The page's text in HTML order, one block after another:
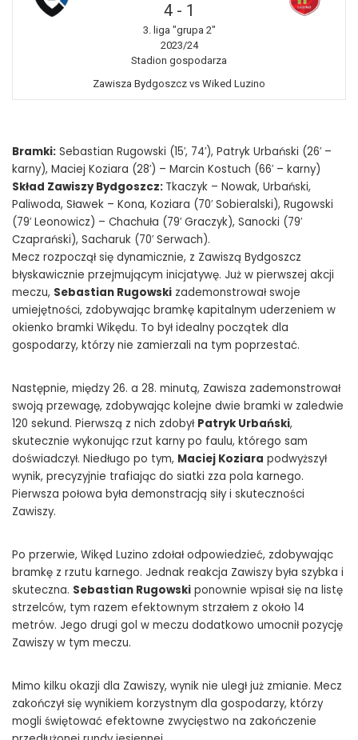
4- 1
3. liga "grupa 2"
2023/24
Stadion gospodarza
Zawisza Bydgoszcz vs Wiked Luzino
Bramki: Sebastian Rugowski (15′, 74′), Patryk Urbański (26′ –
karny), Maciej Koziara (28′) – Marcin Kostuch (66′ – karny)
Skład Zawiszy Bydgoszcz: Tkaczyk – Nowak, Urbański,
Paliwoda, Sławek – Kona, Koziara (70′ Sobieralski), Rugowski
(79′ Leonowicz) – Chachuła (79′ Graczyk), Sanocki (79′
Czaprański), Sacharuk (70′ Serwach).
Mecz rozpoczął się dynamicznie, z Zawiszą Bydgoszcz
błyskawicznie przejmującym inicjatywę. Już w pierwszej akcji
meczu, Sebastian Rugowski zademonstrował swoje
umiejętności, zdobywając bramkę kapitalnym uderzeniem w
okienko bramki Wikędu. To był idealny początek dla
gospodarzy, którzy nie zamierzali na tym poprzestać.
Następnie, między 26. a 28. minutą, Zawisza zademonstrował
swoją przewagę, zdobywając kolejne dwie bramki w zaledwie
120 sekund. Pierwszą z nich zdobył Patryk Urbański,
skutecznie wykonując rzut karny po faulu, którego sam
doświadczył. Niedługo po tym, Maciej Koziara podwyższył
wynik, precyzyjnie trafiając do siatki zza pola karnego.
Pierwsza połowa była demonstracją siły i skuteczności
Zawiszy.
Po przerwie, Wikęd Luzino zdołał odpowiedzieć, zdobywając
bramkę z rzutu karnego. Jednak reakcja Zawiszy była szybka i
skuteczna. Sebastian Rugowski ponownie wpisał się na listę
strzelców, tym razem efektownym strzałem z około 14
metrów. Jego drugi gol w meczu dodatkowo umocnił pozycję
Zawiszy w tym meczu.
Mimo kilku okazji dla Zawiszy, wynik nie uległ już zmianie. Mecz
zakończył się wynikiem korzystnym dla gospodarzy, którzy
mogli świętować efektowne zwycięstwo na zakończenie